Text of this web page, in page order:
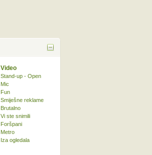
Video
Stand-up - Open
Mic
Fun
Smiješne reklame
Brutalno
Vi ste snimili
Foršpani
Metro
Iza ogledala